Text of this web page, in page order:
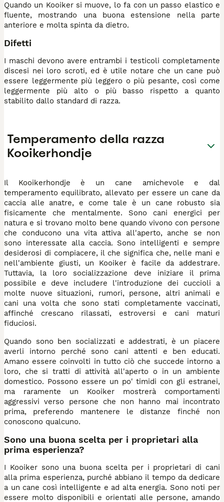
Quando un Kooiker si muove, lo fa con un passo elastico e
fluente, mostrando una buona estensione nella parte
anteriore e molta spinta da dietro.
Difetti
I maschi devono avere entrambi i testicoli completamente
discesi nei loro scroti, ed è utile notare che un cane può
essere leggermente più leggero o più pesante, così come
leggermente più alto o più basso rispetto a quanto
stabilito dallo standard di razza.
Temperamento della razza
Kooikerhondje
Il Kooikerhondje è un cane amichevole e dal
temperamento equilibrato, allevato per essere un cane da
caccia alle anatre, e come tale è un cane robusto sia
fisicamente che mentalmente. Sono cani energici per
natura e si trovano molto bene quando vivono con persone
che conducono una vita attiva all'aperto, anche se non
sono interessate alla caccia. Sono intelligenti e sempre
desiderosi di compiacere, il che significa che, nelle mani e
nell'ambiente giusti, un Kooiker è facile da addestrare.
Tuttavia, la loro socializzazione deve iniziare il prima
possibile e deve includere l'introduzione dei cuccioli a
molte nuove situazioni, rumori, persone, altri animali e
cani una volta che sono stati completamente vaccinati,
affinché crescano rilassati, estroversi e cani maturi
fiduciosi.
Quando sono ben socializzati e addestrati, è un piacere
averli intorno perché sono cani attenti e ben educati.
Amano essere coinvolti in tutto ciò che succede intorno a
loro, che si tratti di attività all'aperto o in un ambiente
domestico. Possono essere un po' timidi con gli estranei,
ma raramente un Kooiker mostrerà comportamenti
aggressivi verso persone che non hanno mai incontrato
prima, preferendo mantenere le distanze finché non
conoscono qualcuno.
Sono una buona scelta per i proprietari alla
prima esperienza?
I Kooiker sono una buona scelta per i proprietari di cani
alla prima esperienza, purché abbiano il tempo da dedicare
a un cane così intelligente e ad alta energia. Sono noti per
essere molto disponibili e orientati alle persone, amando